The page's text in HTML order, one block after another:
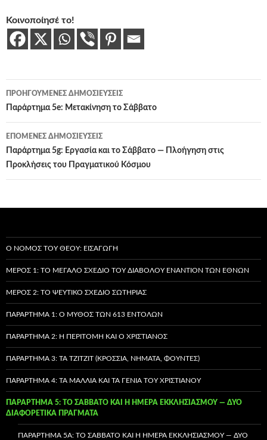
Κοινοποίησέ το!
Πλοήγηση
άρθρων
ΠΡΟΗΓΟΎΜΕΝΕΣ ΔΗΜΟΣΙΕΎΣΕΙΣ
Παράρτημα 5e: Μετακίνηση το Σάββατο
ΕΠΌΜΕΝΕΣ ΔΗΜΟΣΙΕΎΣΕΙΣ
Παράρτημα 5g: Εργασία και το Σάββατο — Πλοήγηση στις
Προκλήσεις του Πραγματικού Κόσμου
Ο ΝΌΜΟΣ ΤΟΥ ΘΕΟΎ: ΕΙΣΑΓΩΓΉ
ΜΈΡΟΣ 1: ΤΟ ΜΕΓΆΛΟ ΣΧΈΔΙΟ ΤΟΥ ΔΙΑΒΌΛΟΥ ΕΝΑΝΤΊΟΝ ΤΩΝ ΕΘΝΏΝ
ΜΈΡΟΣ 2: ΤΟ ΨΕΎΤΙΚΟ ΣΧΈΔΙΟ ΣΩΤΗΡΊΑΣ
ΠΑΡΆΡΤΗΜΑ 1: Ο ΜΎΘΟΣ ΤΩΝ 613 ΕΝΤΟΛΏΝ
ΠΑΡΆΡΤΗΜΑ 2: Η ΠΕΡΙΤΟΜΉ ΚΑΙ Ο ΧΡΙΣΤΙΑΝΌΣ
ΠΑΡΆΡΤΗΜΑ 3: ΤΑ TZITZIT (ΚΡΌΣΣΙΑ, ΝΉΜΑΤΑ, ΦΟΎΝΤΕΣ)
ΠΑΡΆΡΤΗΜΑ 4: ΤΑ ΜΑΛΛΙΆ ΚΑΙ ΤΑ ΓΈΝΙΑ ΤΟΥ ΧΡΙΣΤΙΑΝΟΎ
ΠΑΡΆΡΤΗΜΑ 5: ΤΟ ΣΆΒΒΑΤΟ ΚΑΙ Η ΗΜΈΡΑ ΕΚΚΛΗΣΙΑΣΜΟΎ — ΔΎΟ
ΔΙΑΦΟΡΕΤΙΚΆ ΠΡΆΓΜΑΤΑ
ΠΑΡΆΡΤΗΜΑ 5A: ΤΟ ΣΆΒΒΑΤΟ ΚΑΙ Η ΗΜΈΡΑ ΕΚΚΛΗΣΙΑΣΜΟΎ — ΔΎΟ